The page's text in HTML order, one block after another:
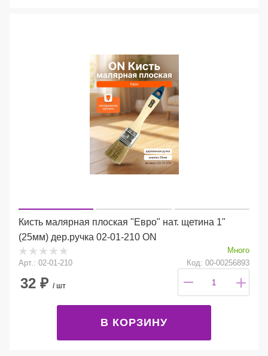
Кисть малярная плоская "Евро" нат. щетина 1"
(25мм) дер.ручка 02-01-210 ON
Много
Арт.: 02-01-210
Код: 00-00256893
32 ₽ / шт
В КОРЗИНУ